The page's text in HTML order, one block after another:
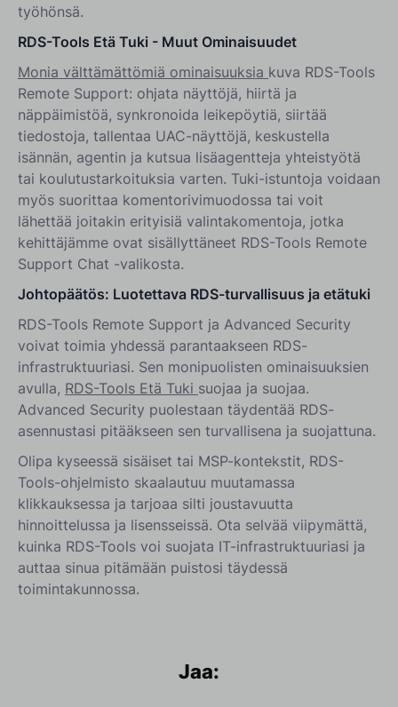
työhönsä.
RDS-Tools Etä Tuki - Muut Ominaisuudet
Monia välttämättömiä ominaisuuksia kuva RDS-Tools
Remote Support: ohjata näyttöjä, hiirtä ja
näppäimistöä, synkronoida leikepöytiä, siirtää
tiedostoja, tallentaa UAC-näyttöjä, keskustella
isännän, agentin ja kutsua lisäagentteja yhteistyötä
tai koulutustarkoituksia varten. Tuki-istuntoja voidaan
myös suorittaa komentorivimuodossa tai voit
lähettää joitakin erityisiä valintakomentoja, jotka
kehittäjämme ovat sisällyttäneet RDS-Tools Remote
Support Chat -valikosta.
Johtopäätös: Luotettava RDS-turvallisuus ja etätuki
RDS-Tools Remote Support ja Advanced Security
voivat toimia yhdessä parantaakseen RDS-
infrastruktuuriasi. Sen monipuolisten ominaisuuksien
avulla, RDS-Tools Etä Tuki suojaa ja suojaa.
Advanced Security puolestaan täydentää RDS-
asennustasi pitääkseen sen turvallisena ja suojattuna.
Olipa kyseessä sisäiset tai MSP-kontekstit, RDS-
Tools-ohjelmisto skaalautuu muutamassa
klikkauksessa ja tarjoaa silti joustavuutta
hinnoittelussa ja lisensseissä. Ota selvää viipymättä,
kuinka RDS-Tools voi suojata IT-infrastruktuuriasi ja
auttaa sinua pitämään puistosi täydessä
toimintakunnossa.
Jaa: